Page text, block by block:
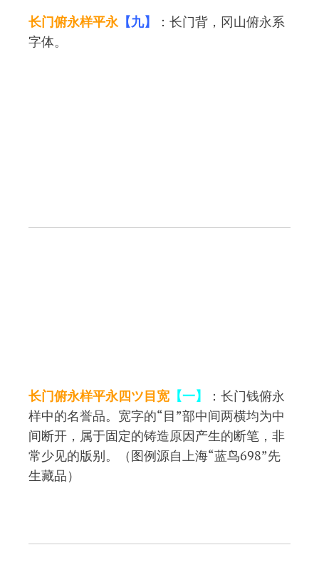
长门俯永样平永【九】
：长门背，冈山俯永系
字体。
长门俯永样平永四ツ目宽 【一】
：长门钱俯永
样中的名誉品。宽字的“目”部中间两横均为中
间断开，属于固定的铸造原因产生的断笔，非
常少见的版别。（图例源自上海“蓝鸟698”先
生藏品）